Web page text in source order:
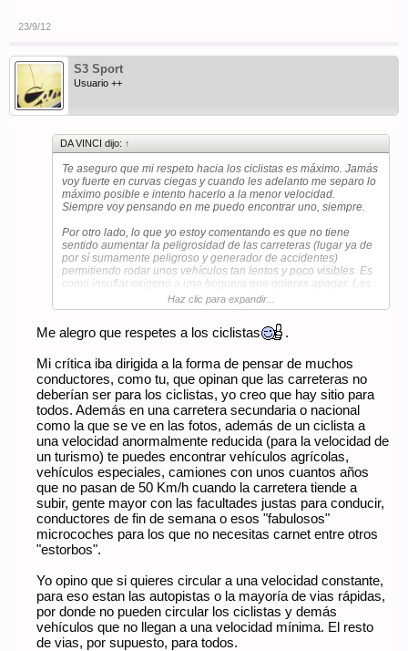
23/9/12
S3 Sport
Usuario ++
DA VINCI dijo: ↑
Te aseguro que mi respeto hacia los ciclistas es máximo. Jamás
voy fuerte en curvas ciegas y cuando les adelanto me separo lo
máximo posible e intento hacerlo a la menor velocidad.
Siempre voy pensando en me puedo encontrar uno, siempre.
Por otro lado, lo que yo estoy comentando es que no tiene
sentido aumentar la peligrosidad de las carreteras (lugar ya de
por sí sumamente peligroso y generador de accidentes)
permitiendo rodar unos vehículos tan lentos y poco visibles. Es
como insuflar oxígeno a una hoguera que quieres apagar. Las
Haz clic para expandir...
Me alegro que respetes a los ciclistas .
Mi crítica iba dirigida a la forma de pensar de muchos
conductores, como tu, que opinan que las carreteras no
deberían ser para los ciclistas, yo creo que hay sitio para
todos. Además en una carretera secundaria o nacional
como la que se ve en las fotos, además de un ciclista a
una velocidad anormalmente reducida (para la velocidad de
un turismo) te puedes encontrar vehículos agrícolas,
vehículos especiales, camiones con unos cuantos años
que no pasan de 50 Km/h cuando la carretera tiende a
subir, gente mayor con las facultades justas para conducir,
conductores de fin de semana o esos "fabulosos"
microcoches para los que no necesitas carnet entre otros
"estorbos".
Yo opino que si quieres circular a una velocidad constante,
para eso estan las autopistas o la mayoría de vias rápidas,
por donde no pueden circular los ciclistas y demás
vehículos que no llegan a una velocidad mínima. El resto
de vias, por supuesto, para todos.